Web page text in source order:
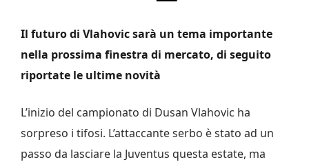
Il futuro di Vlahovic sarà un tema importante
nella prossima finestra di mercato, di seguito
riportate le ultime novità
L’inizio del campionato di Dusan Vlahovic ha
sorpreso i tifosi. L’attaccante serbo è stato ad un
passo da lasciare la Juventus questa estate, ma